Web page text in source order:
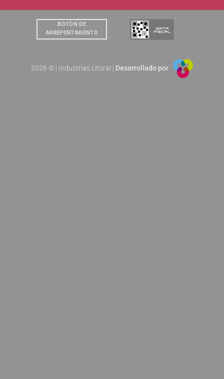
BOTÒN DE
ARREPENTIMIENTO
2026 © | Industrias Litoral | Desarrollado por